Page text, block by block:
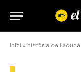
Inici » història de